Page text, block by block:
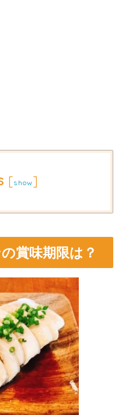
[show]
賞味期限は？